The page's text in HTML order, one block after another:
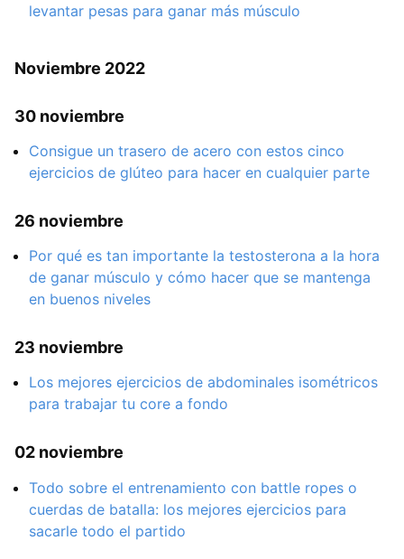
levantar pesas para ganar más músculo
Noviembre 2022
30 noviembre
Consigue un trasero de acero con estos cinco
ejercicios de glúteo para hacer en cualquier parte
26 noviembre
Por qué es tan importante la testosterona a la hora
de ganar músculo y cómo hacer que se mantenga
en buenos niveles
23 noviembre
Los mejores ejercicios de abdominales isométricos
para trabajar tu core a fondo
02 noviembre
Todo sobre el entrenamiento con battle ropes o
cuerdas de batalla: los mejores ejercicios para
sacarle todo el partido